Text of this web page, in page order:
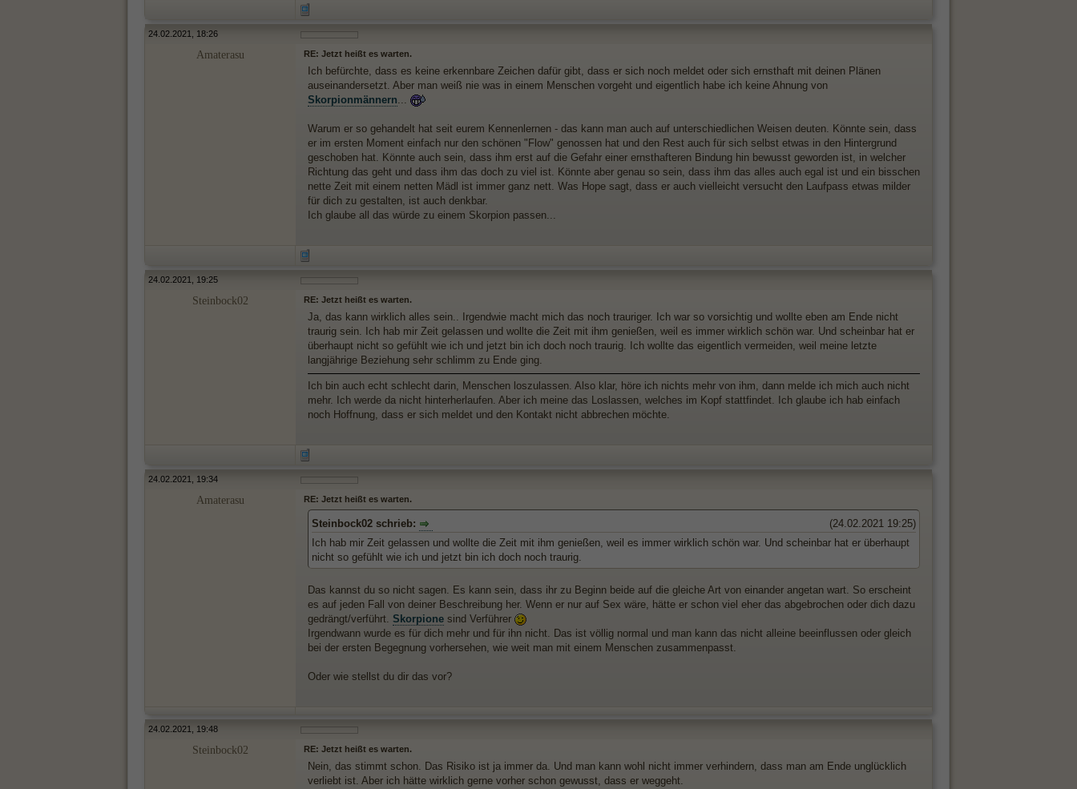
24.02.2021, 18:26
Amaterasu RE: Jetzt heißt es warten.
Ich befürchte, dass es keine erkennbare Zeichen dafür gibt, dass er sich noch meldet oder sich ernsthaft mit deinen Plänen
auseinandersetzt. Aber man weiß nie was in einem Menschen vorgeht und eigentlich habe ich keine Ahnung von
Skorpionmännern...
Warum er so gehandelt hat seit eurem Kennenlernen - das kann man auch auf unterschiedlichen Weisen deuten. Könnte sein, dass
er im ersten Moment einfach nur den schönen "Flow" genossen hat und den Rest auch für sich selbst etwas in den Hintergrund
geschoben hat. Könnte auch sein, dass ihm erst auf die Gefahr einer ernsthafteren Bindung hin bewusst geworden ist, in welcher
Richtung das geht und dass ihm das doch zu viel ist. Könnte aber genau so sein, dass ihm das alles auch egal ist und ein bisschen
nette Zeit mit einem netten Mädl ist immer ganz nett. Was Hope sagt, dass er auch vielleicht versucht den Laufpass etwas milder
für dich zu gestalten, ist auch denkbar.
Ich glaube all das würde zu einem Skorpion passen...
24.02.2021, 19:25
Steinbock02 RE: Jetzt heißt es warten.
Ja, das kann wirklich alles sein.. Irgendwie macht mich das noch trauriger. Ich war so vorsichtig und wollte eben am Ende nicht
traurig sein. Ich hab mir Zeit gelassen und wollte die Zeit mit ihm genießen, weil es immer wirklich schön war. Und scheinbar hat er
überhaupt nicht so gefühlt wie ich und jetzt bin ich doch noch traurig. Ich wollte das eigentlich vermeiden, weil meine letzte
langjährige Beziehung sehr schlimm zu Ende ging.
Ich bin auch echt schlecht darin, Menschen loszulassen. Also klar, höre ich nichts mehr von ihm, dann melde ich mich auch nicht
mehr. Ich werde da nicht hinterherlaufen. Aber ich meine das Loslassen, welches im Kopf stattfindet. Ich glaube ich hab einfach
noch Hoffnung, dass er sich meldet und den Kontakt nicht abbrechen möchte.
24.02.2021, 19:34
Amaterasu RE: Jetzt heißt es warten.
(24.02.2021 19:25)
Steinbock02 schrieb:
Ich hab mir Zeit gelassen und wollte die Zeit mit ihm genießen, weil es immer wirklich schön war. Und scheinbar hat er überhaupt
nicht so gefühlt wie ich und jetzt bin ich doch noch traurig.
Das kannst du so nicht sagen. Es kann sein, dass ihr zu Beginn beide auf die gleiche Art von einander angetan wart. So erscheint
es auf jeden Fall von deiner Beschreibung her. Wenn er nur auf Sex wäre, hätte er schon viel eher das abgebrochen oder dich dazu
gedrängt/verführt. Skorpione sind Verführer
Irgendwann wurde es für dich mehr und für ihn nicht. Das ist völlig normal und man kann das nicht alleine beeinflussen oder gleich
bei der ersten Begegnung vorhersehen, wie weit man mit einem Menschen zusammenpasst.
Oder wie stellst du dir das vor?
24.02.2021, 19:48
Steinbock02 RE: Jetzt heißt es warten.
Nein, das stimmt schon. Das Risiko ist ja immer da. Und man kann wohl nicht immer verhindern, dass man am Ende unglücklich
verliebt ist. Aber ich hätte wirklich gerne vorher schon gewusst, dass er weggeht.